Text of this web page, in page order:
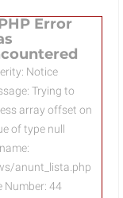
Error
Notice
Trying to
array offset on
of type null
anunt_lista.php
Number: 44